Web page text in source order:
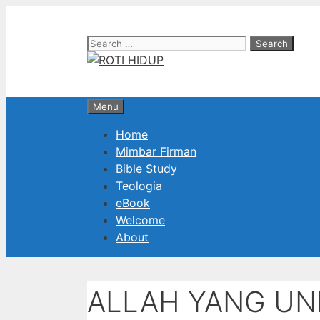
Search
for:
Menu
Home
Mimbar Firman
Bible Study
Teologia
eBook
Welcome
About
ALLAH YANG